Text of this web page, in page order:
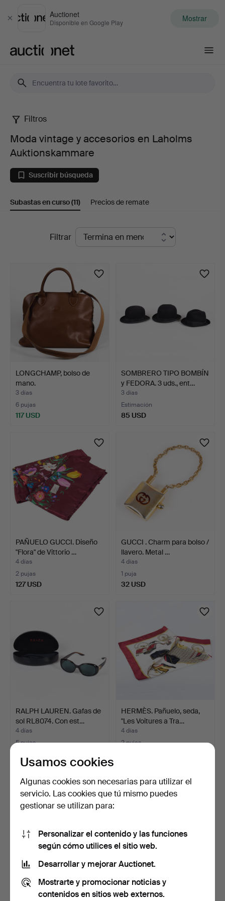
Cerrar
Auctionet
Disponible en Google Play Mostrar
Moda
vintage
accesorios
Laholms
Auktionskammare
Filtros
Moda vintage y accesorios en Laholms
Auktionskammare
Suscribir búsqueda
Subastas en curso(11) Precios de remate
SubastasFiltrar
LONGCHAMP, bolso de
mano.
3 días
6 pujas
117 USD
SOMBRERO TIPO BOMBÍN
y FEDORA. 3 uds., ent…
3 días
Estimación
85 USD
PAÑUELO GUCCI. Diseño
"Flora" de Vittorio …
4 días
2 pujas
127 USD
GUCCI . Charm para bolso /
llavero. Metal …
4 días
1 puja
32 USD
RALPH LAUREN. Gafas de
sol RL8074. Con est…
4 días
5 pujas
HERMÈS. Pañuelo, seda,
"Les Voitures a Tra…
4 días
2 pujas
GAFAS DE SOL, Thierry
Mugler, TM10200 C3.
GAFAS DE SOL, Thierry
Mugler, TM10199 c2.
5 días
Usamos cookies
Algunas cookies son necesarias para utilizar el
servicio. Las cookies que tú mismo puedes
gestionar se utilizan para:
Personalizar el contenido y las funciones
según cómo utilices el sitio web.
Desarrollar y mejorar Auctionet.
Mostrarte y promocionar noticias y
contenidos en sitios web externos.